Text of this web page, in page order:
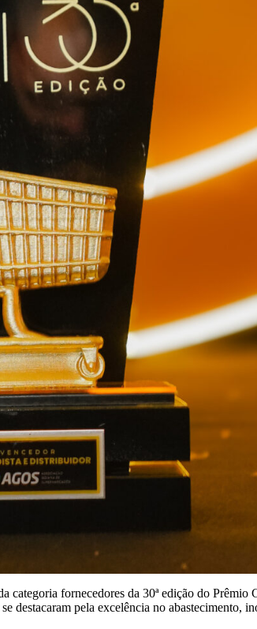
fornecedores da 30ª edição do
destacaram pela excelência no abastecimento,